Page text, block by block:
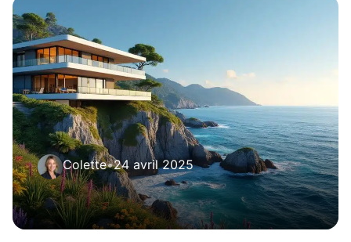
Colette•24 avril 2025